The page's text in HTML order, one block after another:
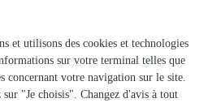
Tassigny